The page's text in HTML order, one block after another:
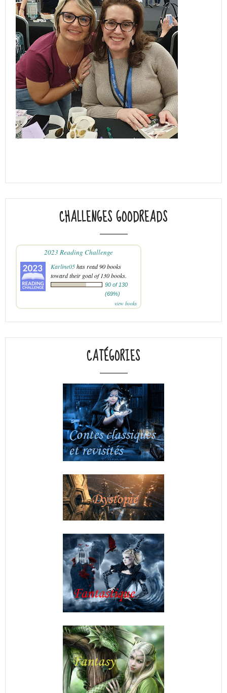
CHALLENGES GOODREADS
2023 Reading Challenge
Karline05has read 90 books
toward their goal of 130 books.
90 of 130
(69%)
view books
CATÉGORIES